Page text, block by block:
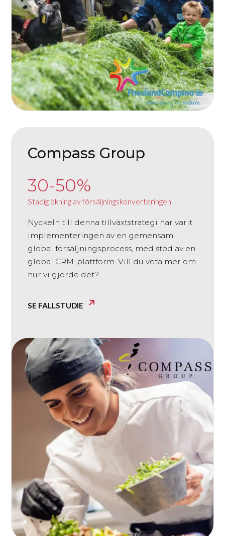
Compass Group
30-50%
Stadig ökning av försäljningskonverteringen
Nyckeln till denna tillväxtstrategi har varit
implementeringen av en gemensam
global försäljningsprocess, med stöd av en
global CRM-plattform. Vill du veta mer om
hur vi gjorde det?
SE FALLSTUDIE